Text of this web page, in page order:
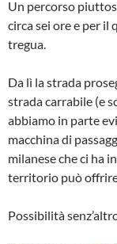
Un percorso
circa sei ore e per il
tregua.
Da lì la strada
strada carrabile (e
abbiamo in parte
macchina di
milanese che ci ha
territorio può
Possibilità